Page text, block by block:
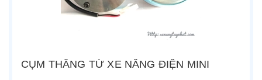
CỤM THẮNG TỪ XE NÂNG ĐIỆN MINI